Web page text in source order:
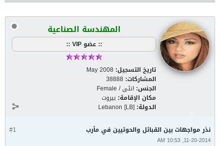
المهندسة الصناعية
:: عضو VIP ::
تاريخ التسجيل: May 2008
المشاركات: 38888
الجنس: انثى / Female
مكان الإقامة: بيروت
الدولة: Lebanon [LB]
#1 نذر مواجهات بين القبائل والحوثيين في مأرب
11-20-2014, 10:53 AM